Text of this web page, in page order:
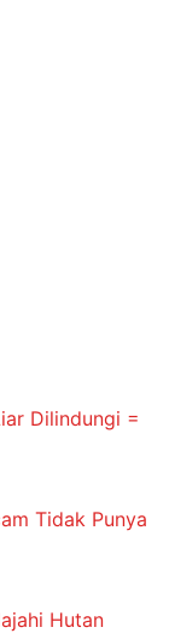
Dilindungi =
Tidak Punya
Hutan